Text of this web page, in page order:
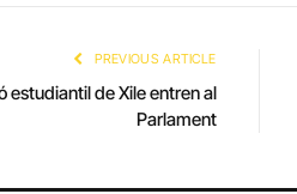
PREVIOUS ARTICLE
estudiantil de Xile entren al
Parlament